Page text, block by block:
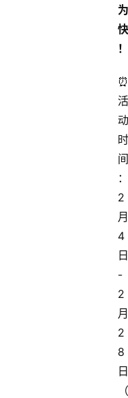
为
快
！
⏰
活
动
时
间
：
2
月
4
日
-
2
月
2
8
日
（